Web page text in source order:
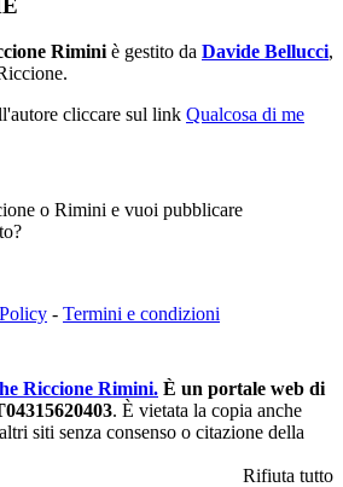
Rimini è gestito da Davide Bellucci,
cliccare sul link Qualcosa di me
o Rimini e vuoi pubblicare
- Termini e condizioni
Riccione Rimini. È un portale web di
. È vietata la copia anche
siti senza consenso o citazione della
Rifiuta tutto